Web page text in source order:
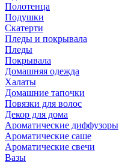
Полотенца
Подушки
Скатерти
Пледы и покрывала
Пледы
Покрывала
Домашняя одежда
Халаты
Домашние тапочки
Повязки для волос
Декор для дома
Ароматические диффузоры
Ароматические саше
Ароматические свечи
Вазы